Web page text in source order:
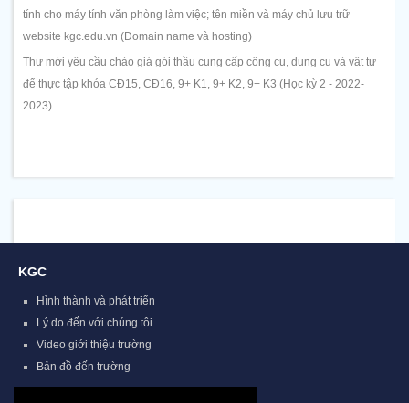
tính cho máy tính văn phòng làm việc; tên miền và máy chủ lưu trữ
website kgc.edu.vn (Domain name và hosting)
Thư mời yêu cầu chào giá gói thầu cung cấp công cụ, dụng cụ và vật tư
để thực tập khóa CĐ15, CĐ16, 9+ K1, 9+ K2, 9+ K3 (Học kỳ 2 - 2022-
2023)
KGC
Hình thành và phát triển
Lý do đến với chúng tôi
Video giới thiệu trường
Bản đồ đến trường